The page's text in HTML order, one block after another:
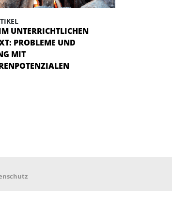
UNTERRICHTLICHEN
PROBLEME UND
MIT